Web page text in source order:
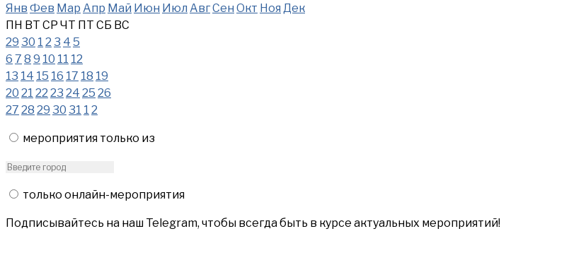
Янв Фев Мар Апр Май Июн Июл АвгСен Окт Ноя Дек
ПН ВТ СР ЧТ ПТ СБ ВС
29 30 1 2 3 4 5
6 7 8 9 10 11 12
13 14 15 16 17 18 19
20 21 22 23 24 25 26
27 28 29 30 31 1 2
мероприятия только из
только онлайн-мероприятия
Подписывайтесь на наш Telegram, чтобы всегда быть в курсе актуальных мероприятий!